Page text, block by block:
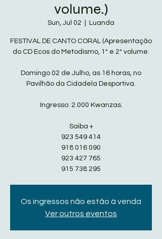
volume.)
Sun, Jul 02 Luanda
FESTIVAL DE CANTO CORAL (Apresentação
do CD Ecos do Metodismo, 1* e 2* volume.
Domingo 02 de Julho, as 16 horas, no
Pavilhão da Cidadela Desportiva.
Ingresso: 2.000 Kwanzas.
Saiba +
923 549 414
918 016 090
923 427 765
915 738 295
Os ingressos não estão à venda
Ver outros eventos